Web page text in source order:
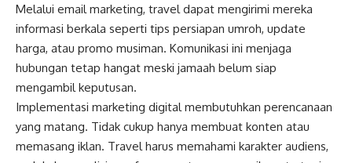
Melalui email marketing, travel dapat mengirimi mereka
informasi berkala seperti tips persiapan umroh, update
harga, atau promo musiman. Komunikasi ini menjaga
hubungan tetap hangat meski jamaah belum siap
mengambil keputusan.
Implementasi marketing digital membutuhkan perencanaan
yang matang. Tidak cukup hanya membuat konten atau
memasang iklan. Travel harus memahami karakter audiens,